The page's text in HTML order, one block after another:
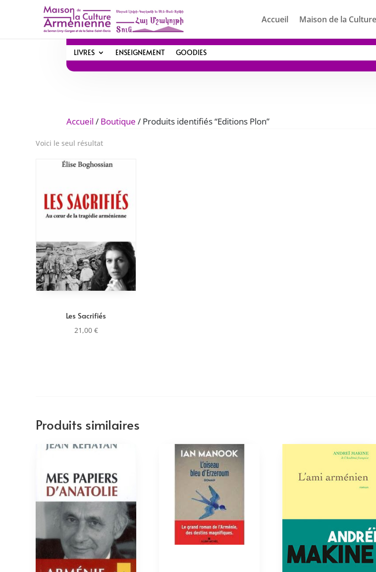
Accueil Maison de la
LIVRES ENSEIGNEMENT GOODIES
Accueil / Boutique / Produits identifiés “Editions Plon”
Voici le seul résultat
Les Sacrifiés
21,00 €
Produits similaires